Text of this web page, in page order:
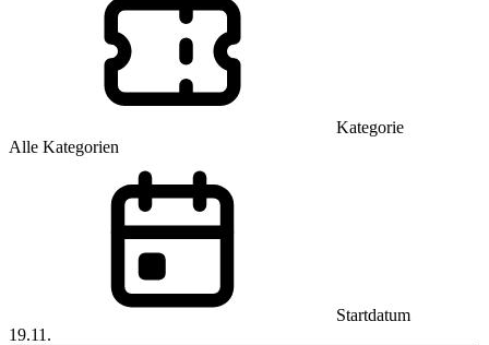
Kategorie
Alle Kategorien
Startdatum
19.11.